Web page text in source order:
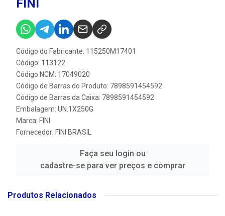
FINI
Código do Fabricante: 115250M17401
Código: 113122
Código NCM: 17049020
Código de Barras do Produto: 7898591454592
Código de Barras da Caixa: 7898591454592
Embalagem: UN.1X250G
Marca: FINI
Fornecedor: FINI BRASIL
Faça seu login ou
cadastre-se para ver preços e comprar
Produtos Relacionados